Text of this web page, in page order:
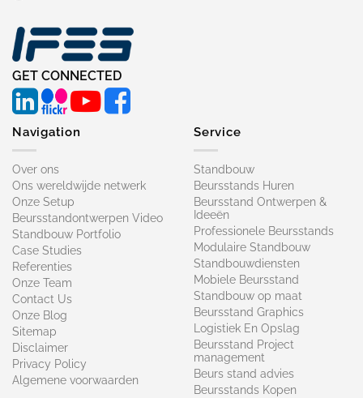
GET CONNECTED
Navigation
Over ons
Ons wereldwijde netwerk
Onze Setup
Beursstandontwerpen Video
Standbouw Portfolio
Case Studies
Referenties
Onze Team
Contact Us
Onze Blog
Sitemap
Disclaimer
Privacy Policy
Algemene voorwaarden
Service
Standbouw
Beursstands Huren
Beursstand Ontwerpen &
Ideeën
Professionele Beursstands
Modulaire Standbouw
Standbouwdiensten
Mobiele Beursstand
Standbouw op maat​
Beursstand Graphics
Logistiek En Opslag
Beursstand Project
management
Beurs stand advies
Beursstands Kopen